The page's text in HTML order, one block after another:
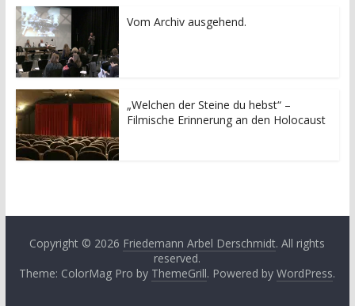
Vom Archiv ausgehend.
„Welchen der Steine du hebst“ –
Filmische Erinnerung an den Holocaust
Copyright © 2026 Friedemann Arbel Derschmidt. All rights
reserved.
Theme: ColorMag Pro by ThemeGrill. Powered byWordPress.